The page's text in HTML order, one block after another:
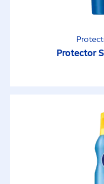
Protect
Protector